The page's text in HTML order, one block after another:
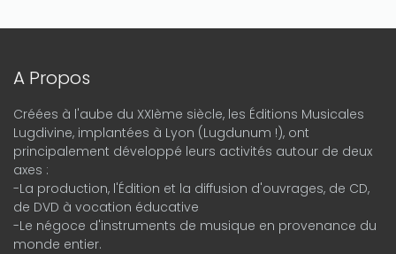
A Propos
Créées à l'aube du XXIème siècle, les Éditions Musicales
Lugdivine, implantées à Lyon (Lugdunum !), ont
principalement développé leurs activités autour de deux
axes :
-La production, l'Édition et la diffusion d'ouvrages, de CD,
de DVD à vocation éducative
-Le négoce d'instruments de musique en provenance du
monde entier.